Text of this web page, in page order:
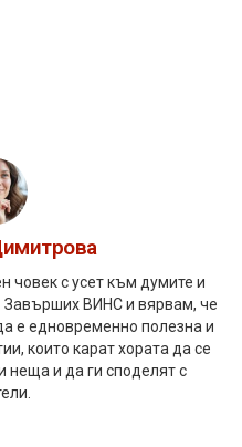
с усет към думите и
Завърших ВИНС и вярвам, че
е едновременно полезна и
които карат хората да се
неща и да ги споделят с